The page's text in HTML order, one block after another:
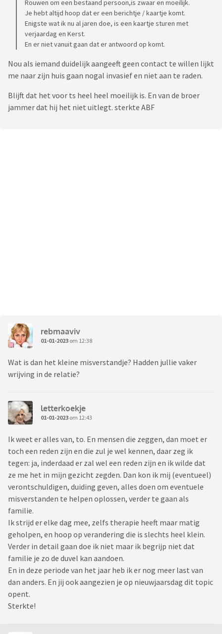
Rouwen om een bestaand persoon,is zwaar en moeilijk.
Je hebt altijd hoop dat er een berichtje / kaartje komt.
Enigste wat ik nu al jaren doe, is een kaartje sturen met
verjaardag en Kerst.
En er niet vanuit gaan dat er antwoord op komt.
Nou als iemand duidelijk aangeeft geen contact te willen lijkt
me naar zijn huis gaan nogal invasief en niet aan te raden.
Blijft dat het voor ts heel heel moeilijk is. En van de broer
jammer dat hij het niet uitlegt. sterkte ABF
rebmaaviv
01-01-2023 om 12:38
Wat is dan het kleine misverstandje? Hadden jullie vaker
wrijving in de relatie?
letterkoekje
01-01-2023 om 12:43
Ik weet er alles van, to. En mensen die zeggen, dan moet er
toch een reden zijn en die zul je wel kennen, daar zeg ik
tegen: ja, inderdaad er zal wel een reden zijn en ik wilde dat
ze me het in mijn gezicht zegden. Dan kon ik mij (eventueel)
verontschuldigen, duiding geven, alles doen om eventuele
misverstanden te helpen oplossen, verder te gaan als
familie.
Ik strijd er elke dag mee, zelfs therapie heeft maar matig
geholpen, en hoop op verandering die is slechts heel klein.
Verder in detail gaan doe ik niet maar ik begrijp niet dat
familie je zo de duvel kan aandoen.
En in deze periode van het jaar heb ik er nog meer last van
dan anders. En jij ook aangezien je op nieuwjaarsdag dit topic
opent.
Sterkte!